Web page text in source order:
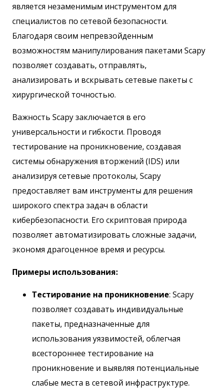
является незаменимым инструментом для
специалистов по сетевой безопасности.
Благодаря своим непревзойденным
возможностям манипулирования пакетами Scapy
позволяет создавать, отправлять,
анализировать и вскрывать сетевые пакеты с
хирургической точностью.
Важность Scapy заключается в его
универсальности и гибкости. Проводя
тестирование на проникновение, создавая
системы обнаружения вторжений (IDS) или
анализируя сетевые протоколы, Scapy
предоставляет вам инструменты для решения
широкого спектра задач в области
кибербезопасности. Его скриптовая природа
позволяет автоматизировать сложные задачи,
экономя драгоценное время и ресурсы.
Примеры использования:
Тестирование на проникновение: Scapy
позволяет создавать индивидуальные
пакеты, предназначенные для
использования уязвимостей, облегчая
всестороннее тестирование на
проникновение и выявляя потенциальные
слабые места в сетевой инфраструктуре.